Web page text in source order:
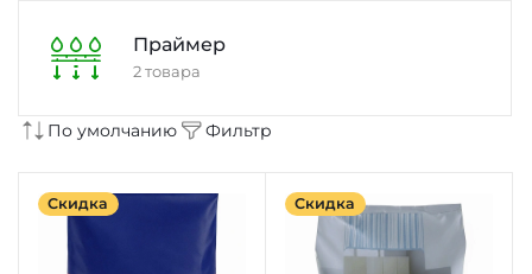
Праймер
2 товара
По умолчанию Фильтр
Скидка Скидка